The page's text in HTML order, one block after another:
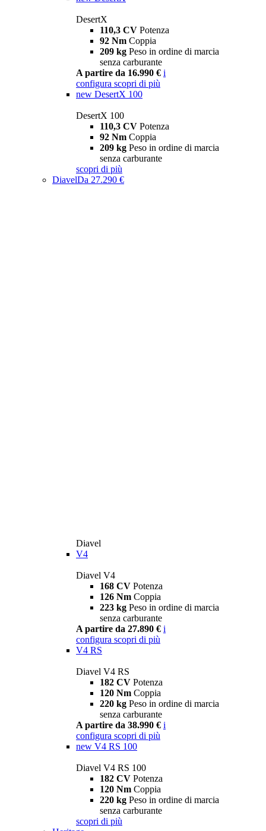
DesertX
110,3 CV Potenza
92 Nm Coppia
209 kg Peso in ordine di marcia
senza carburante
A partire da 16.990 € i
configura scopri di più
new DesertX 100
DesertX 100
110,3 CV Potenza
92 Nm Coppia
209 kg Peso in ordine di marcia
senza carburante
scopri di più
DiavelDa 27.290 €
Diavel
V4
Diavel V4
168 CV Potenza
126 Nm Coppia
223 kg Peso in ordine di marcia
senza carburante
A partire da 27.890 € i
configura scopri di più
V4 RS
Diavel V4 RS
182 CV Potenza
120 Nm Coppia
220 kg Peso in ordine di marcia
senza carburante
A partire da 38.990 € i
configura scopri di più
new V4 RS 100
Diavel V4 RS 100
182 CV Potenza
120 Nm Coppia
220 kg Peso in ordine di marcia
senza carburante
scopri di più